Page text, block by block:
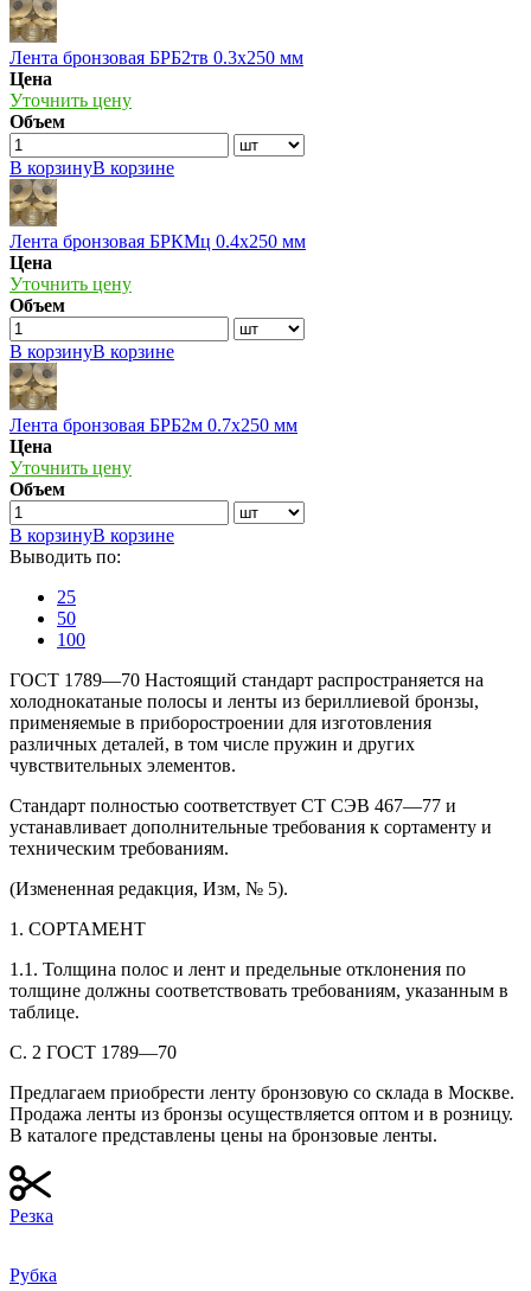
Лента бронзовая БРБ2тв 0.3х250 мм
Цена
Уточнить цену
Объем
В корзинуВ корзине
Лента бронзовая БРКМц 0.4х250 мм
Цена
Уточнить цену
Объем
В корзинуВ корзине
Лента бронзовая БРБ2м 0.7х250 мм
Цена
Уточнить цену
Объем
В корзинуВ корзине
Выводить по:
25
50
100
ГОСТ 1789—70 Настоящий стандарт распространяется на
холоднокатаные полосы и ленты из бериллиевой бронзы,
применяемые в приборостроении для изготовления
различных деталей, в том числе пружин и других
чувствительных элементов.
Стандарт полностью соответствует СТ СЭВ 467—77 и
устанавливает дополнительные требования к сортаменту и
техническим требованиям.
(Измененная редакция, Изм, № 5).
1. СОРТАМЕНТ
1.1. Толщина полос и лент и предельные отклонения по
толщине должны соответствовать требованиям, указанным в
таблице.
С. 2 ГОСТ 1789—70
Предлагаем приобрести ленту бронзовую со склада в Москве.
Продажа ленты из бронзы осуществляется оптом и в розницу.
В каталоге представлены цены на бронзовые ленты.
Резка
Рубка